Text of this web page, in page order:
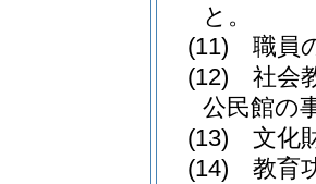
と。
(11)
職員
(12)
社会
公民館の
(13)
文化
(14)
教育